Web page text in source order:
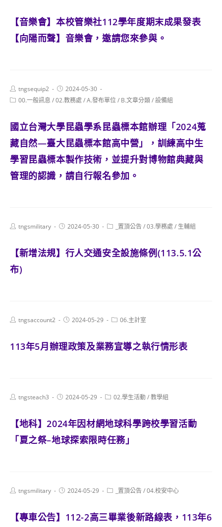
【音樂會】本校管樂社112學年度期末成果發表
【向陽而聲】音樂會，邀請您來參與。
Post
author:
tngsequip2
Post
published:
2024-05-30
Post00.一般訊息 /02.教務處 /A.發布單位/ B.文章分類/設備組
國立台灣大學昆蟲學系昆蟲標本館辦理「2024蒐
藏自然—臺大昆蟲標本館高中營」，訓練高中生
學習昆蟲標本製作技術，並提升對博物館典藏與
管理的認識，請自行報名參加。
Posttngsmilitary
Post2024-05-30
Post _置頂公告/03.學務處 / 生輔組
【新增法規】行人交通安全設施條例(113.5.1公
布)
Posttngsaccount2
Post2024-05-29
Post06.主計室
113年5月辦理政策及業務宣導之執行情形表
Posttngsteach3
Post2024-05-29
Post02.學生活動/教學組
【地科】2024年因材網地球科學跨校學習活動
「夏之祭–地球探索限時任務」
Posttngsmilitary
Post2024-05-29
Post _置頂公告/04.校安中心
【專車公告】112-2高三畢業後新路線表，113年6